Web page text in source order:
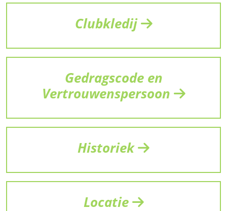
Clubkledij
Gedragscode en
Vertrouwenspersoon
Historiek
Locatie